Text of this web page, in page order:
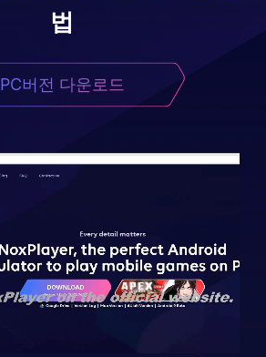
법
PC버전 다운로드